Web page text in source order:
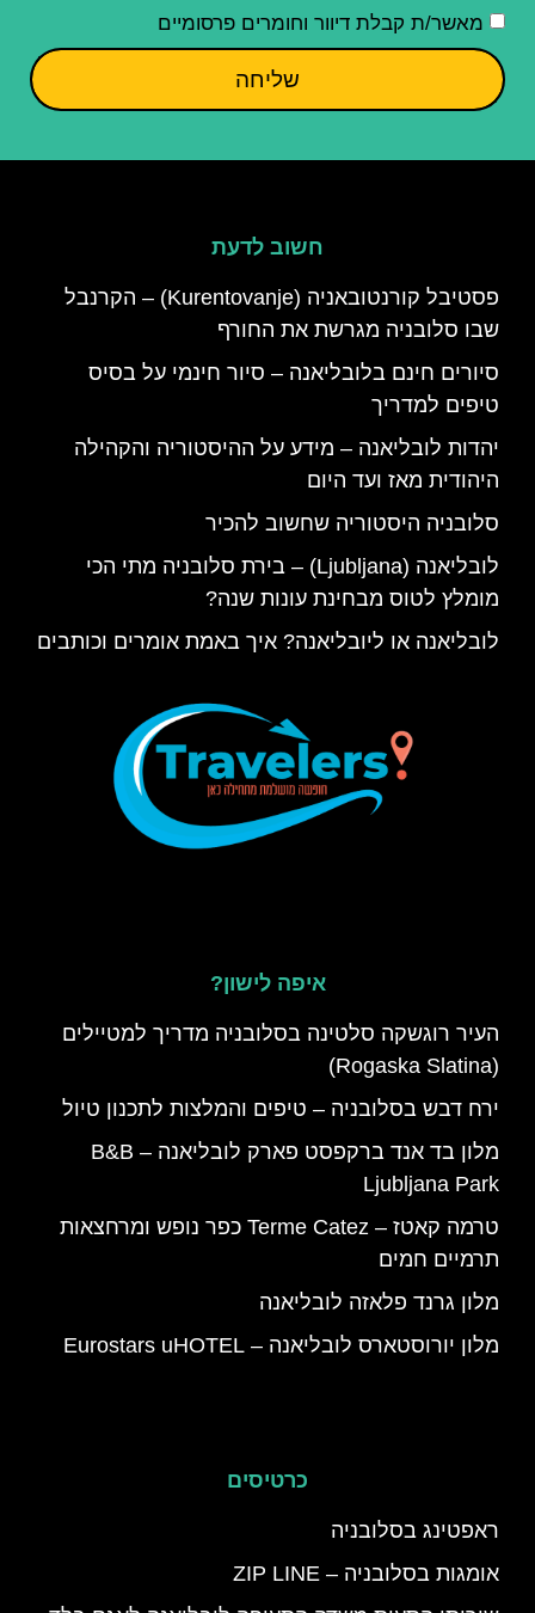
מאשר/ת קבלת דיוור וחומרים פרסומיים
שליחה
חשוב לדעת
פסטיבל קורנטובאניה (Kurentovanje) – הקרנבל
שבו סלובניה מגרשת את החורף
סיורים חינם בלובליאנה – סיור חינמי על בסיס
טיפים למדריך
יהדות לובליאנה – מידע על ההיסטוריה והקהילה
היהודית מאז ועד היום
סלובניה היסטוריה שחשוב להכיר
לובליאנה (Ljubljana) – בירת סלובניה מתי הכי
מומלץ לטוס מבחינת עונות שנה?
לובליאנה או ליובליאנה? איך באמת אומרים וכותבים
איפה לישון?
העיר רוגשקה סלטינה בסלובניה מדריך למטיילים
(Rogaska Slatina)
ירח דבש בסלובניה – טיפים והמלצות לתכנון טיול
מלון בד אנד ברקפסט פארק לובליאנה – B&B
Ljubljana Park
טרמה קאטז – Terme Catez כפר נופש ומרחצאות
תרמיים חמים
מלון גרנד פלאזה לובליאנה
מלון יורוסטארס לובליאנה – Eurostars uHOTEL
כרטיסים
ראפטינג בסלובניה
אומגות בסלובניה – ZIP LINE